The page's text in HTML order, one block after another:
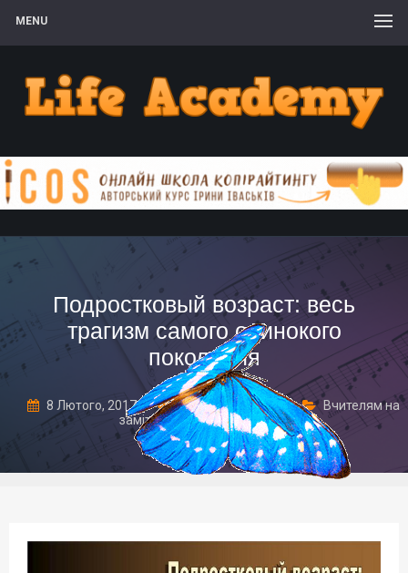
MENU
Подростковый возраст: весь
трагизм самого одинокого
поколения
8 Лютого, 2017 Leave a comment
Вчителям на
замітку,Робота з підлітками